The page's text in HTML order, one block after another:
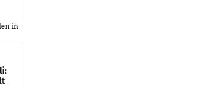
in
in